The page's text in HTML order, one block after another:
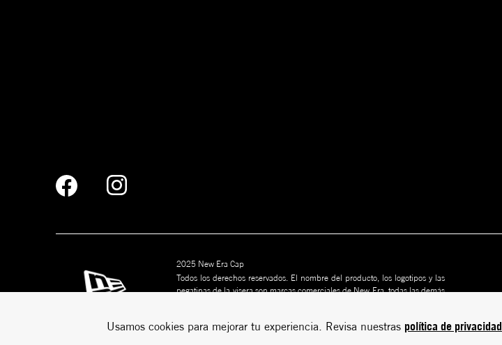
Usamos cookies para mejorar tu experiencia. Revisa nuestras política de privacidad
2025 New Era Cap
Todos los derechos reservados. El nombre del producto, los logotipos y las
pegatinas de la visera son marcas comerciales de New Era, todas las demás